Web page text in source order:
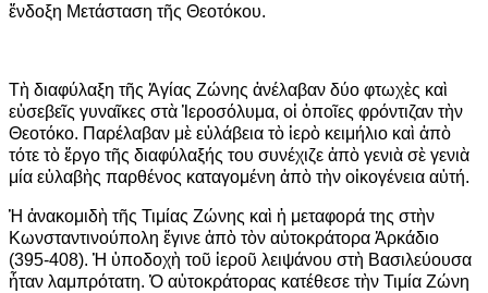
ἔνδοξη Μετάσταση τῆς Θεοτόκου.
Τὴ διαφύλαξη τῆς Ἁγίας Ζώνης ἀνέλαβαν δύο φτωχὲς καὶ
εὐσεβεῖς γυναῖκες στὰ Ἱεροσόλυμα, οἱ ὁποῖες φρόντιζαν τὴν
Θεοτόκο. Παρέλαβαν μὲ εὐλάβεια τὸ ἱερὸ κειμήλιο καὶ ἀπὸ
τότε τὸ ἔργο τῆς διαφύλαξής του συνέχιζε ἀπὸ γενιὰ σὲ γενιὰ
μία εὐλαβὴς παρθένος καταγομένη ἀπὸ τὴν οἰκογένεια αὐτή.
Ἡ ἀνακομιδὴ τῆς Τιμίας Ζώνης καὶ ἡ μεταφορά της στὴν
Κωνσταντινούπολη ἔγινε ἀπὸ τὸν αὐτοκράτορα Ἀρκάδιο
(395-408). Ἡ ὑποδοχὴ τοῦ ἱεροῦ λειψάνου στὴ Βασιλεύουσα
ἦταν λαμπρότατη. Ὁ αὐτοκράτορας κατέθεσε τὴν Τιμία Ζώνη